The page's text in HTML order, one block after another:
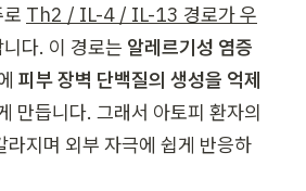
Th2 / IL-4 / IL-13 경로가 우
다. 이 경로는 알레르기성 염증
피부 장벽 단백질의 생성을 억제
만듭니다. 그래서 아토피 환자의
라지며 외부 자극에 쉽게 반응하